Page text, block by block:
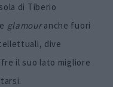
di Tiberio
glamouranche fuori
dive
il suo lato migliore